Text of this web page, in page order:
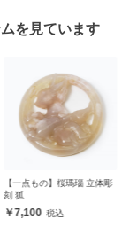
を見ています
】桜瑪瑙 立体彫
レムリアン